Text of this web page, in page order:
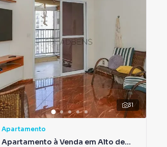
31
Apartamento
Apartamento à Venda em Alto de